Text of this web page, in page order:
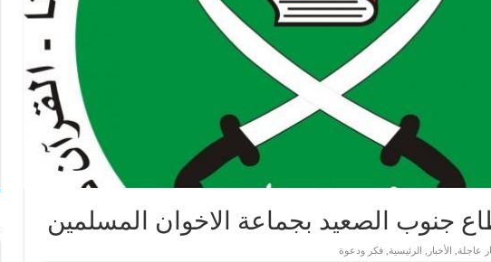
جنوب الصعيد بجماعة الاخوان المسلمين
عاجلة الأخبار الرئيسية ,فكر ودعوة